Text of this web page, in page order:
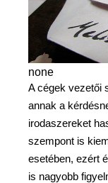
none
A cégek vezetői
annak a
irodaszereket
szempont is
esetében, ezért
is nagyobb